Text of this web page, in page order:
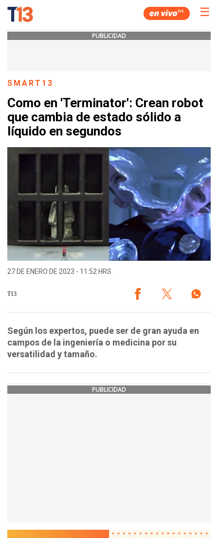
☰
PUBLICIDAD
SMART13
Como en 'Terminator': Crean robot
que cambia de estado sólido a
líquido en segundos
27 DE ENERO DE 2023 - 11:52 HRS.
T13
Según los expertos, puede ser de gran ayuda en
campos de la ingeniería o medicina por su
versatilidad y tamaño.
PUBLICIDAD